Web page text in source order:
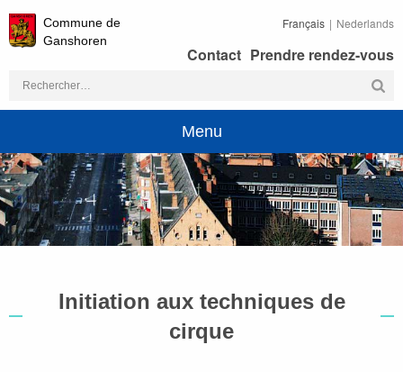
Commune de
Ganshoren
Français Nederlands
Prendre rendez-vous
Contact
Rechercher :
Menu
Initiation aux techniques de
cirque